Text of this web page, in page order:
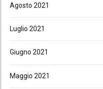
Agosto 2021
Luglio 2021
Giugno 2021
Maggio 2021